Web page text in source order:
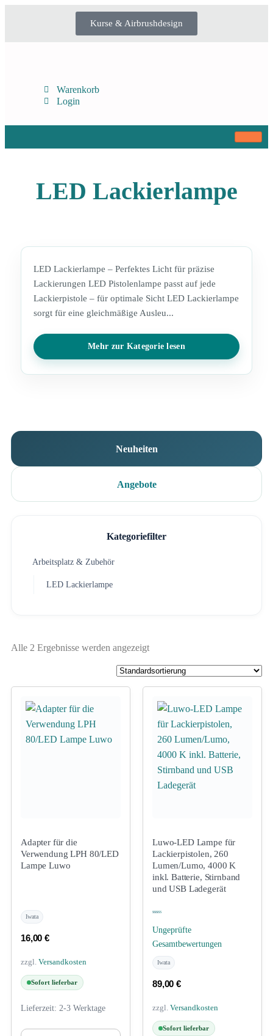
Kurse & Airbrushdesign
Warenkorb
Login
LED Lackierlampe
LED Lackierlampe – Perfektes Licht für präzise
Lackierungen LED Pistolenlampe passt auf jede
Lackierpistole – für optimale Sicht LED Lackierlampe
sorgt für eine gleichmäßige Ausleu...
Mehr zur Kategorie lesen
Neuheiten
Angebote
Kategoriefilter
Arbeitsplatz & Zubehör
LED Lackierlampe
Alle 2 Ergebnisse werden angezeigt
Adapter für die
Verwendung LPH 80/LED
Lampe Luwo
Iwata
16,00€
zzgl. Versandkosten
Sofort lieferbar
Lieferzeit: 2-3 Werktage
Luwo-LED Lampe für
Lackierpistolen, 260
Lumen/Lumo, 4000 K
inkl. Batterie, Stirnband
und USB Ladegerät
Ungeprüfte
Gesamtbewertungen
Iwata
89,00€
zzgl. Versandkosten
Sofort lieferbar